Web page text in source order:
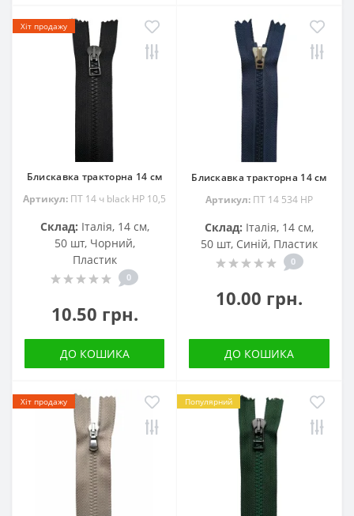
Хіт продажу
Блискавка тракторна 14 см
Артикул: ПТ 14 ч black HP 10,5
Склад: Італія, 14 см,
50 шт, Чорний,
Пластик
0
10.50 грн.
ДО КОШИКА
Блискавка тракторна 14 см
Артикул: ПТ 14 534 НР
Склад: Італія, 14 см,
50 шт, Синій, Пластик
0
10.00 грн.
ДО КОШИКА
Хіт продажу Популярний